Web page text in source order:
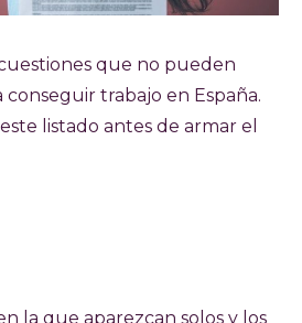
que no pueden
conseguir trabajo en España.
listado antes de armar el
la que aparezcan solos y los